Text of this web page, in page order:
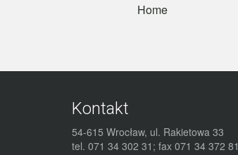
Home
Kontakt
54-615 Wrocław, ul. Rakietowa 33
tel. 071 34 302 31; fax 071 34 372 81